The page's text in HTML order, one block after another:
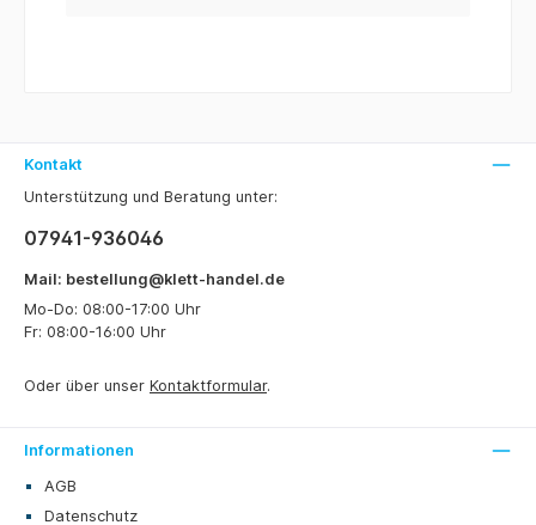
Kontakt
Unterstützung und Beratung unter:
07941-936046
Mail: bestellung@klett-handel.de
Mo-Do: 08:00-17:00 Uhr
Fr: 08:00-16:00 Uhr
Oder über unser Kontaktformular.
Informationen
AGB
Datenschutz